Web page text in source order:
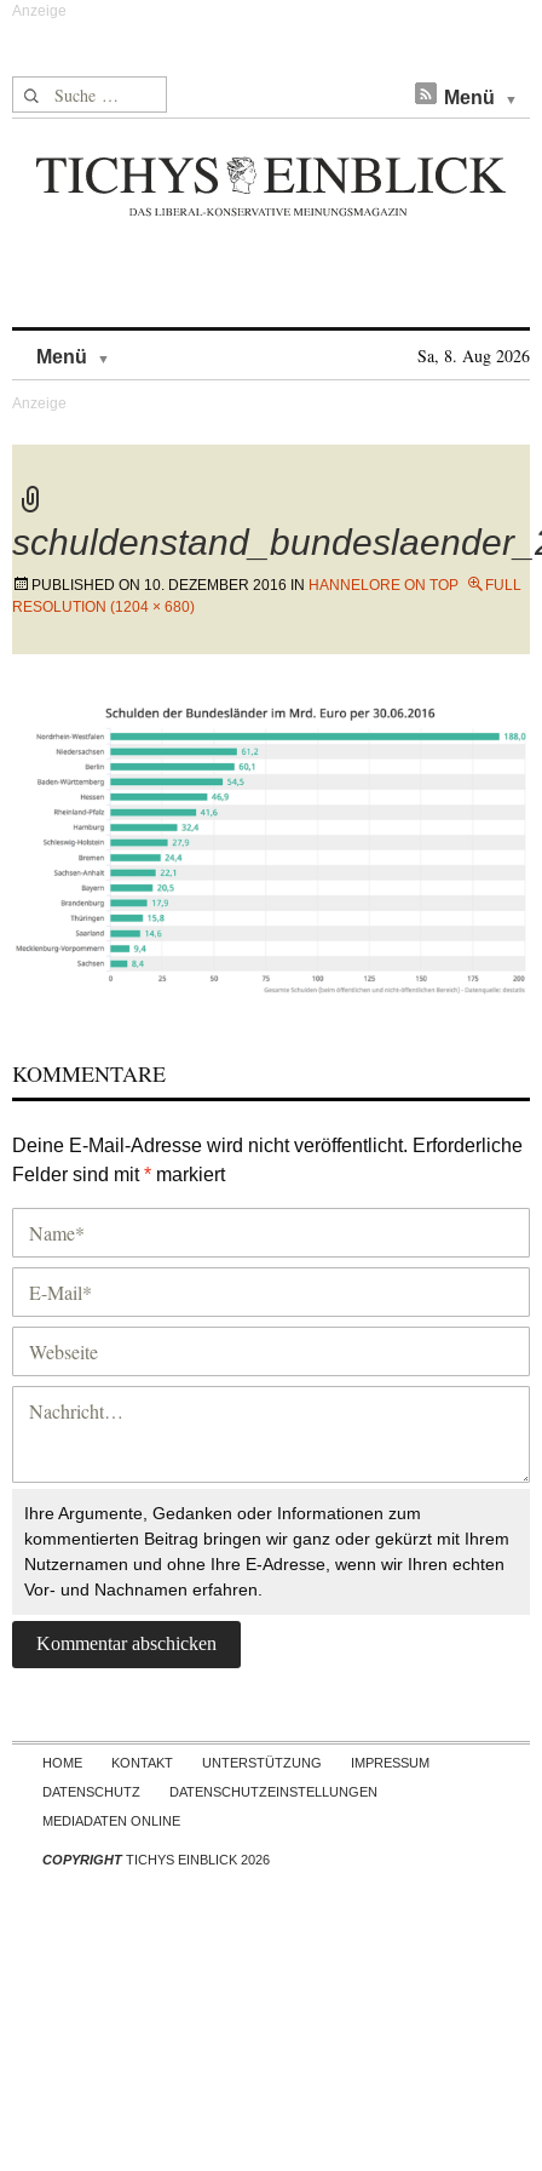
Suche nach: Menü
Menü Sa, 8. Aug 2026
PUBLISHED ON 10. DEZEMBER 2016 IN HANNELORE ON TOP
FULL
RESOLUTION (1204 × 680)
KOMMENTARE
Deine E-Mail-Adresse wird nicht veröffentlicht. Erforderliche
Felder sind mit* markiert
Ihre Argumente, Gedanken oder Informationen zum
kommentierten Beitrag bringen wir ganz oder gekürzt mit Ihrem
Nutzernamen und ohne Ihre E-Adresse, wenn wir Ihren echten
Vor- und Nachnamen erfahren.
Skip to content
HOME KONTAKT UNTERSTÜTZUNG
IMPRESSUM
DATENSCHUTZ
DATENSCHUTZEINSTELLUNGEN
MEDIADATEN ONLINE
COPYRIGHTTICHYS EINBLICK 2026